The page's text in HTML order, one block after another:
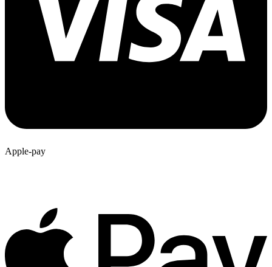
Apple-pay